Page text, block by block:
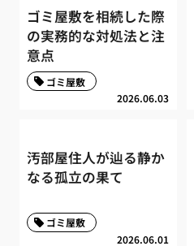
ゴミ屋敷を相続した際
の実務的な対処法と注
意点
2026.06.03
ゴミ屋敷
汚部屋住人が辿る静か
なる孤立の果て
2026.06.01
ゴミ屋敷